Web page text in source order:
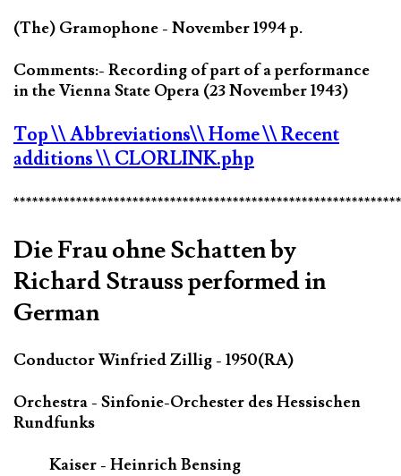
(The) Gramophone - November 1994 p.
Comments:- Recording of part of a performance
in the Vienna State Opera (23 November 1943)
Top\\ Abbreviations\\ Home\\ Recent
additions\\ CLORLINK.php
Die Frau ohne Schatten by
Richard Strauss performed in
German
Conductor Winfried Zillig - 1950(RA)
Orchestra - Sinfonie-Orchester des Hessischen
Rundfunks
Kaiser - Heinrich Bensing